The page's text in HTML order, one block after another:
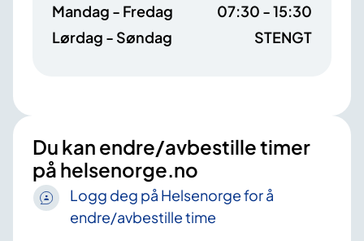
Mandag - Fredag
07:30 - 15:30
Lørdag - Søndag
STENGT
Du kan endre/avbestille timer
på helsenorge.no
Logg deg på Helsenorge for å
endre/avbestille time